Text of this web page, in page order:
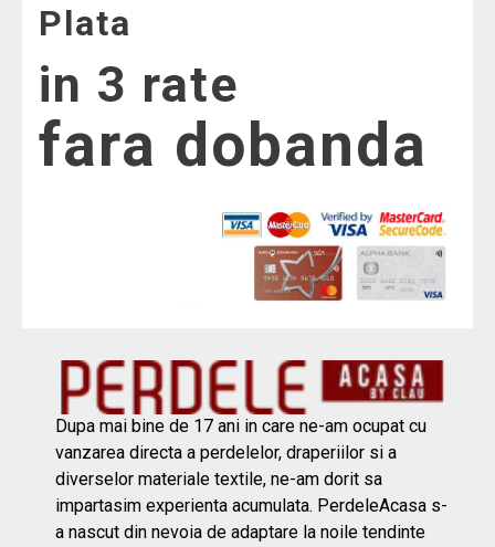
Plata
in 3 rate
fara dobanda
Dupa mai bine de 17 ani in care ne-am ocupat cu
vanzarea directa a perdelelor, draperiilor si a
diverselor materiale textile, ne-am dorit sa
impartasim experienta acumulata. PerdeleAcasa s-
a nascut din nevoia de adaptare la noile tendinte